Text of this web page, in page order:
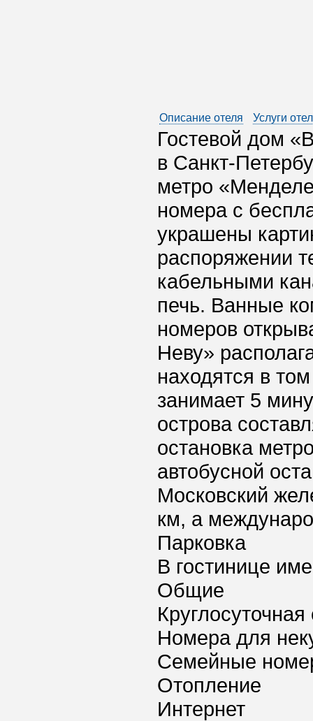
Описание отеля Услуги
Гостевой дом
в Санкт-
метро
номера с
украшены
распоряжении
кабельными
печь. Ванные
номеров
Неву»
находятся в
занимает 5
острова
остановка
автобусной
Московский
км, а
Парковка
В гостинице
Общие
Номера для
Семейные
Отопление
Интернет